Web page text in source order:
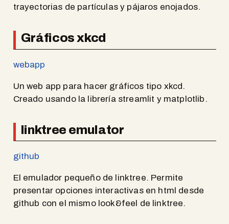
trayectorias de partículas y pájaros enojados.
Gráficos xkcd
webapp
Un web app para hacer gráficos tipo xkcd.
Creado usando la librería streamlit y matplotlib.
linktree emulator
github
El emulador pequeño de linktree. Permite
presentar opciones interactivas en html desde
github con el mismo look&feel de linktree.